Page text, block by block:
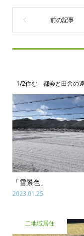
1/2住む 都会と田舎の
「雪景色」
2023.01.25
二地域居住